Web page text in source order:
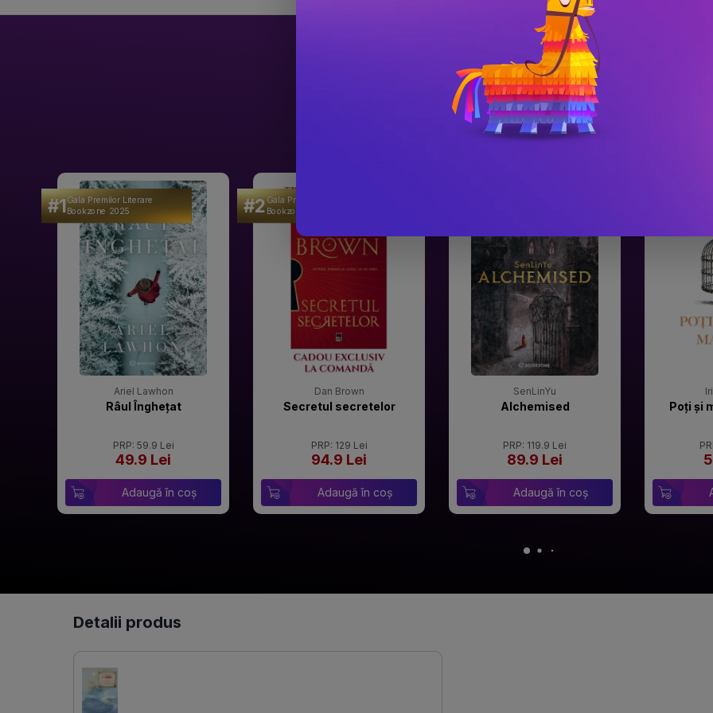
#1Gala Premilor Literare
Bookzone 2025
Ariel Lawhon
Râul Înghețat
PRP: 59.9 Lei
49.9 Lei
Adaugă în coș
#2Gala Premilor Literare
Bookzone 2025
Dan Brown
Secretul secretelor
PRP: 129 Lei
94.9 Lei
Adaugă în coș
SenLinYu
Alchemised
PRP: 119.9 Lei
89.9 Lei
Adaugă în coș
Poți și
Detalii produs